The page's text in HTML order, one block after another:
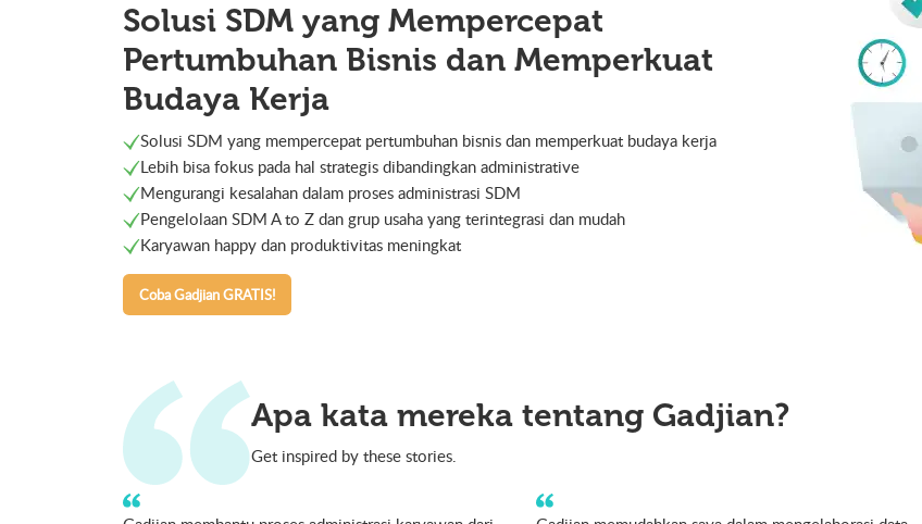
Solusi SDM yang Mempercepat
Pertumbuhan Bisnis dan Memperkuat
Budaya Kerja
Solusi SDM yang mempercepat pertumbuhan bisnis dan memperkuat budaya kerja
Lebih bisa fokus pada hal strategis dibandingkan administrative
Mengurangi kesalahan dalam proses administrasi SDM
Pengelolaan SDM A to Z dan grup usaha yang terintegrasi dan mudah
Karyawan happy dan produktivitas meningkat
Coba Gadjian GRATIS!
Apa kata mereka tentang Gadjian?
Get inspired by these stories.